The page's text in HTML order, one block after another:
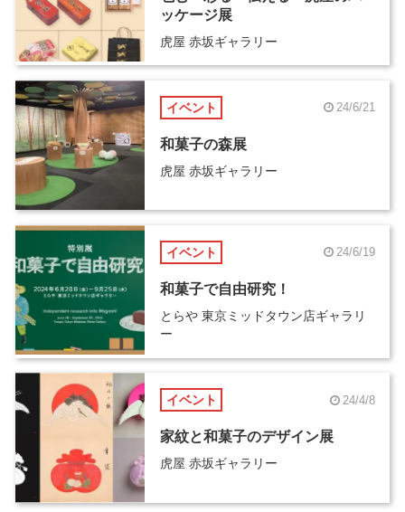
ッケージ展
虎屋 赤坂ギャラリー
イベント 24/6/21
和菓子の森展
虎屋 赤坂ギャラリー
イベント 24/6/19
和菓子で自由研究！
とらや 東京ミッドタウン店ギャラリ
ー
イベント 24/4/8
家紋と和菓子のデザイン展
虎屋 赤坂ギャラリー